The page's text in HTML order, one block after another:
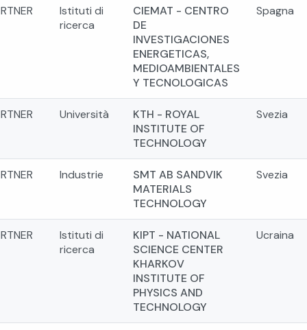
Istituti di
ricerca
CIEMAT - CENTRO
DE
INVESTIGACIONES
ENERGETICAS,
MEDIOAMBIENTALES
Y TECNOLOGICAS
Spagna
Università
KTH - ROYAL
INSTITUTE OF
TECHNOLOGY
Svezia
Industrie
SMT AB SANDVIK
MATERIALS
TECHNOLOGY
Svezia
Istituti di
ricerca
KIPT - NATIONAL
SCIENCE CENTER
KHARKOV
INSTITUTE OF
PHYSICS AND
TECHNOLOGY
Ucraina